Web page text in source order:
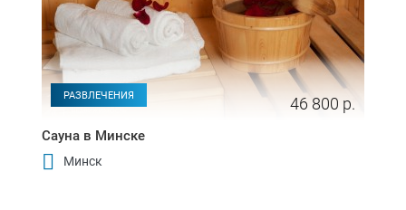
РАЗВЛЕЧЕНИЯ 46 800 р.
Сауна в Минске
Минск